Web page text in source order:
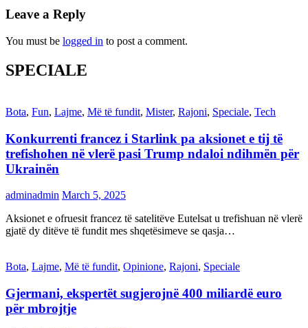
Leave a Reply
You must be logged in to post a comment.
SPECIALE
Bota, Fun, Lajme, Më të fundit, Mister, Rajoni, Speciale, Tech
Konkurrenti francez i Starlink pa aksionet e tij të
trefishohen në vlerë pasi Trump ndaloi ndihmën për
Ukrainën
adminadmin March 5, 2025
Aksionet e ofruesit francez të satelitëve Eutelsat u trefishuan në vlerë
gjatë dy ditëve të fundit mes shqetësimeve se qasja…
Bota, Lajme, Më të fundit, Opinione, Rajoni, Speciale
Gjermani, ekspertët sugjerojnë 400 miliardë euro
për mbrojtje